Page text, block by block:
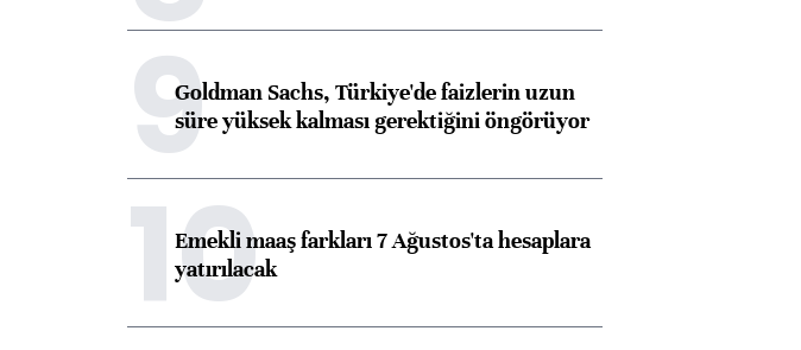
9Goldman Sachs, Türkiye'de faizlerin uzun
süre yüksek kalması gerektiğini öngörüyor
10
Emekli maaş farkları 7 Ağustos'ta hesaplara
yatırılacak